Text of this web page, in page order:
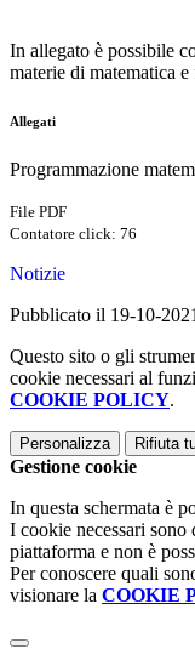
In allegato è possibile
materie di matematica e
Allegati
Programmazione
File PDF
Contatore click: 76
Notizie
Pubblicato il 19-10-2021
Questo sito o gli
cookie necessari al
COOKIE POLICY.
Personalizza Rifiuta
Gestione cookie
In questa schermata è
I cookie necessari
piattaforma e non è
Per conoscere quali
visionare la COOKIE